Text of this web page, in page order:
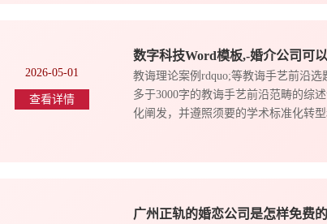
2026-05-01
查看详情
数字科技Word模板,-婚介公司可
教诲理论案例rdquo;等教诲手艺前沿
多于3000字的教诲手艺前沿范畴的综
化阐发，并遵照须要的学术标准化转
广州正轨的婚恋公司是怎样免费